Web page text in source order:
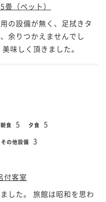
畳（ペット）
の設備が無く、足拭きタ
余りつかえませんでし
味しく頂きました。
朝食 5 夕食 5
その他設備 3
付客室
した。 旅館は昭和を思わ